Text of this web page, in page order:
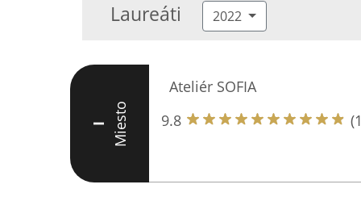
Laureáti 2022
I Miesto
Ateliér SOFIA
9.8